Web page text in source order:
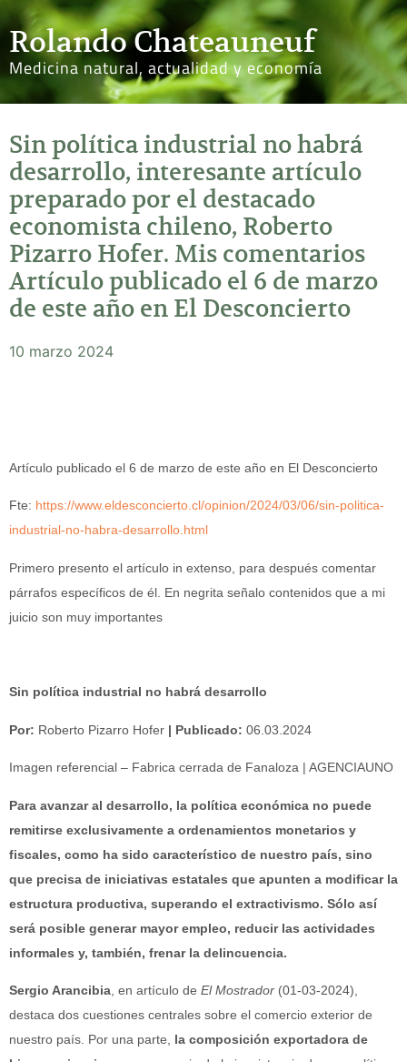
Rolando Chateauneuf
Medicina natural, actualidad y economía
Sin política industrial no habrá
desarrollo, interesante artículo
preparado por el destacado
economista chileno, Roberto
Pizarro Hofer. Mis comentarios
Artículo publicado el 6 de marzo
de este año en El Desconcierto
10 marzo 2024
Artículo publicado el 6 de marzo de este año en El Desconcierto
Fte: https://www.eldesconcierto.cl/opinion/2024/03/06/sin-politica-
industrial-no-habra-desarrollo.html
Primero presento el artículo in extenso, para después comentar
párrafos específicos de él. En negrita señalo contenidos que a mi
juicio son muy importantes
Sin política industrial no habrá desarrollo
Por: Roberto Pizarro Hofer | Publicado: 06.03.2024
Imagen referencial – Fabrica cerrada de Fanaloza | AGENCIAUNO
Para avanzar al desarrollo, la política económica no puede
remitirse exclusivamente a ordenamientos monetarios y
fiscales, como ha sido característico de nuestro país, sino
que precisa de iniciativas estatales que apunten a modificar la
estructura productiva, superando el extractivismo. Sólo así
será posible generar mayor empleo, reducir las actividades
informales y, también, frenar la delincuencia.
Sergio Arancibia , en artículo de El Mostrador (01-03-2024),
destaca dos cuestiones centrales sobre el comercio exterior de
nuestro país. Por una parte, la composición exportadora de